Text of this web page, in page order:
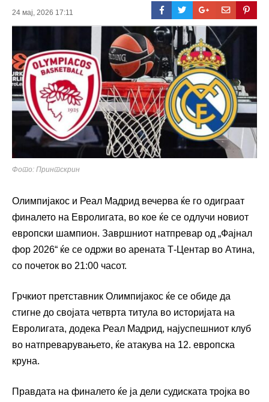
24 мај, 2026 17:11
Фото: Принтскрин
Олимпијакос и Реал Мадрид вечерва ќе го одиграат
финалето на Евролигата, во кое ќе се одлучи новиот
европски шампион. Завршниот натпревар од „Фајнал
фор 2026“ ќе се одржи во арената Т-Центар во Атина,
со почеток во 21:00 часот.
Грчкиот претставник Олимпијакос ќе се обиде да
стигне до својата четврта титула во историјата на
Евролигата, додека Реал Мадрид, најуспешниот клуб
во натпреварувањето, ќе атакува на 12. европска
круна.
Правдата на финалето ќе ја дели судиската тројка во